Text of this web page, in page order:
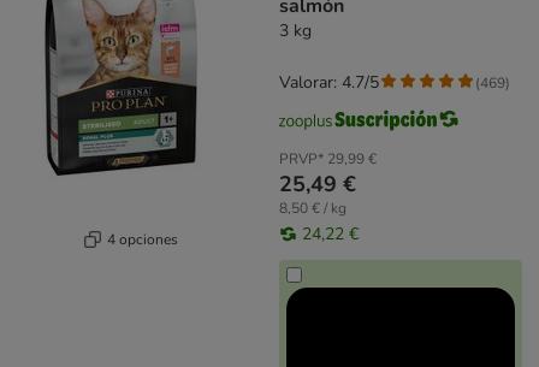
4 opciones
salmón
3 kg
PRVP* 29,99 €
25,49 €
8,50 € / kg
24,22 €
Valorar: 4.7/5 (469)